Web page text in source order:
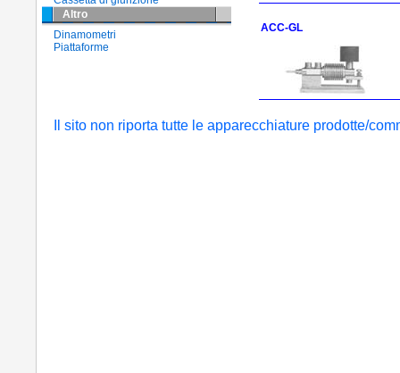
Altro
Dinamometri
Piattaforme
ACC-GL
Il sito non riporta tutte le apparecchiature prodotte/